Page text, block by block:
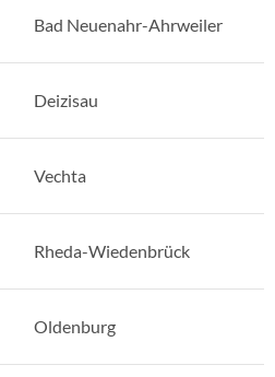
Bad Neuenahr-Ahrweiler
Deizisau
Vechta
Rheda-Wiedenbrück
Oldenburg